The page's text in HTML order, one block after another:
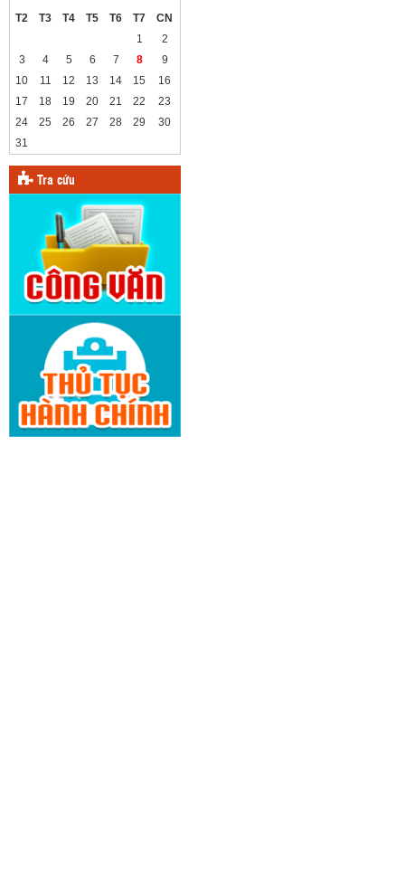
T2
T3 T4 T5 T6 T7
CN
1
2
3
4 5 6 7 8
9
10
11 12 13 14 15
16
17
18 19 20 21 22
23
24
25 26 27 28 29
30
31
Tra cứu